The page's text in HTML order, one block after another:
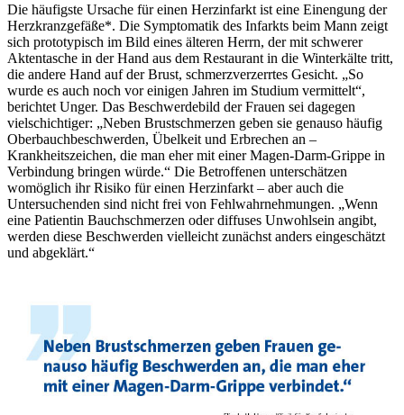
Die häufigste Ursache für einen Herzinfarkt ist eine Einengung der
Herzkranzgefäße*. Die Symptomatik des Infarkts beim Mann zeigt
sich prototypisch im Bild eines älteren Herrn, der mit schwerer
Aktentasche in der Hand aus dem Restaurant in die Winterkälte tritt,
die andere Hand auf der Brust, schmerzverzerrtes Gesicht. „So
wurde es auch noch vor einigen Jahren im Studium vermittelt“,
berichtet Unger. Das Beschwerdebild der Frauen sei dagegen
vielschichtiger: „Neben Brustschmerzen geben sie genauso häufig
Oberbauchbeschwerden, Übelkeit und Erbrechen an –
Krankheitszeichen, die man eher mit einer Magen-Darm-Grippe in
Verbindung bringen würde.“ Die Betroffenen unterschätzen
womöglich ihr Risiko für einen Herzinfarkt – aber auch die
Untersuchenden sind nicht frei von Fehlwahrnehmungen. „Wenn
eine Patientin Bauchschmerzen oder diffuses Unwohlsein angibt,
werden diese Beschwerden vielleicht zunächst anders eingeschätzt
und abgeklärt.“